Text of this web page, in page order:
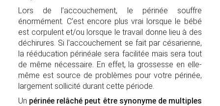
Lors de l’accouchement, le périnée souffre
énormément. C’est encore plus vrai lorsque le bébé
est corpulent et/ou lorsque le travail donne lieu à des
déchirures. Si l'accouchement se fait par césarienne,
la rééducation périnéale sera facilitée mais sera tout
de même nécessaire. En effet, la grossesse en elle-
même est source de problèmes pour votre périnée,
largement sollicité durant cette période.
Un périnée relâché peut être synonyme de multiples